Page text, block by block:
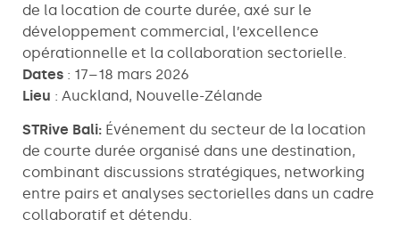
de la location de courte durée, axé sur le
développement commercial, l’excellence
opérationnelle et la collaboration sectorielle.
Dates : 17–18 mars 2026
Lieu : Auckland, Nouvelle-Zélande
STRive Bali: Événement du secteur de la location
de courte durée organisé dans une destination,
combinant discussions stratégiques, networking
entre pairs et analyses sectorielles dans un cadre
collaboratif et détendu.